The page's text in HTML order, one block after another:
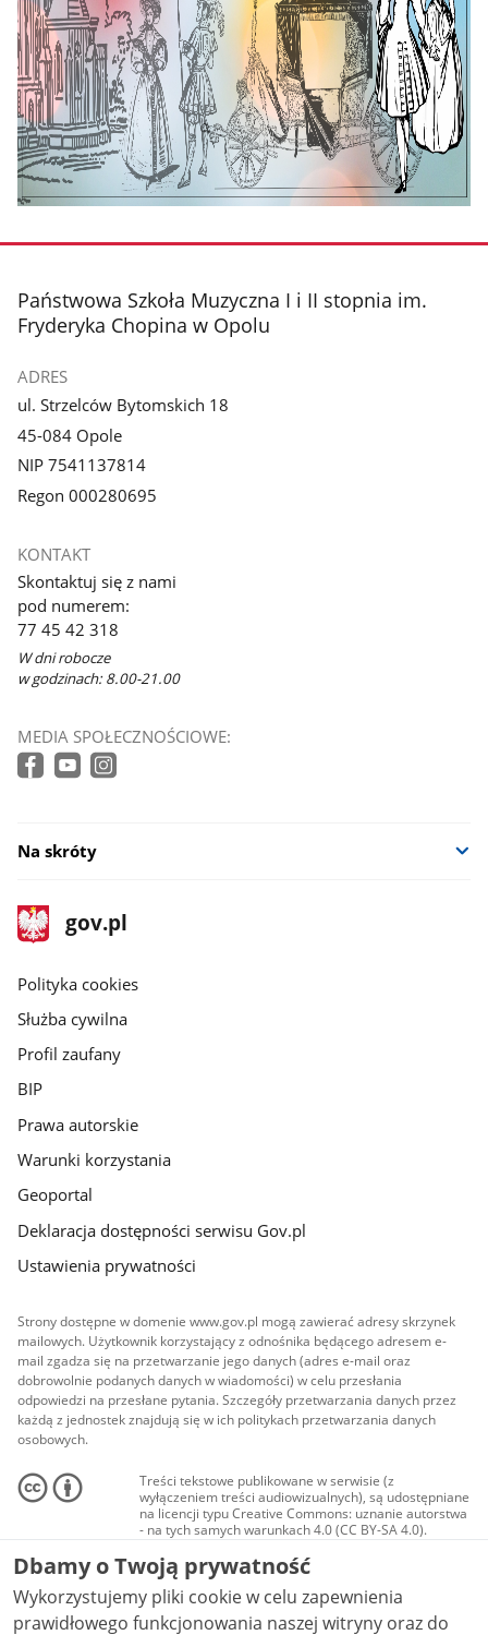
stopka
Państwowa Szkoła Muzyczna I i II stopnia im.
Fryderyka Chopina w Opolu
ADRES
ul. Strzelców Bytomskich 18
45-084 Opole
NIP 7541137814
Regon 000280695
KONTAKT
Skontaktuj się z nami
pod numerem:
77 45 42 318
W dni robocze
w godzinach: 8.00-21.00
MEDIA SPOŁECZNOŚCIOWE:
Na skróty
stopka
gov.pl
Strona
gov.pl
gov.pl
Polityka cookies
Służba cywilna
Profil zaufany
BIP
Prawa autorskie
Warunki korzystania
Geoportal
Deklaracja dostępności serwisu Gov.pl
Ustawienia prywatności
Strony dostępne w domenie www.gov.pl mogą zawierać adresy skrzynek
mailowych. Użytkownik korzystający z odnośnika będącego adresem e-
mail zgadza się na przetwarzanie jego danych (adres e-mail oraz
dobrowolnie podanych danych w wiadomości) w celu przesłania
odpowiedzi na przesłane pytania. Szczegóły przetwarzania danych przez
każdą z jednostek znajdują się w ich politykach przetwarzania danych
osobowych.
Treści tekstowe publikowane w serwisie (z
wyłączeniem treści audiowizualnych), są udostępniane
na licencji typu Creative Commons: uznanie autorstwa
- na tych samych warunkach 4.0 (CC BY-SA 4.0).
Materiały audiowizualne, w tym zdjęcia, materiały
audio i wideo, są udostępniane na licencji typu
Creative Commons: uznanie autorstwa użycie
niekomercyjne - bez utworów zależnych 4.0 (CC BY-
NC-ND 4.0), o ile nie jest to stwierdzone inaczej.
Dbamy o Twoją prywatność
Wykorzystujemy pliki cookie w celu zapewnienia
prawidłowego funkcjonowania naszej witryny oraz do